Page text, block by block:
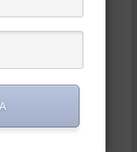
o personas
lo cual afecta
su
del
responde de
ante la labor,
de